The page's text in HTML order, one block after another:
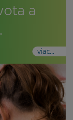
a
viac...